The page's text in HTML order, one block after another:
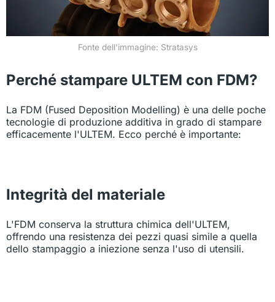
Fonte dell'immagine: Stratasys
Perché stampare ULTEM con FDM?
La FDM (Fused Deposition Modelling) è una delle poche
tecnologie di produzione additiva in grado di stampare
efficacemente l'ULTEM. Ecco perché è importante:
Integrità del materiale
L'FDM conserva la struttura chimica dell'ULTEM,
offrendo una resistenza dei pezzi quasi simile a quella
dello stampaggio a iniezione senza l'uso di utensili.